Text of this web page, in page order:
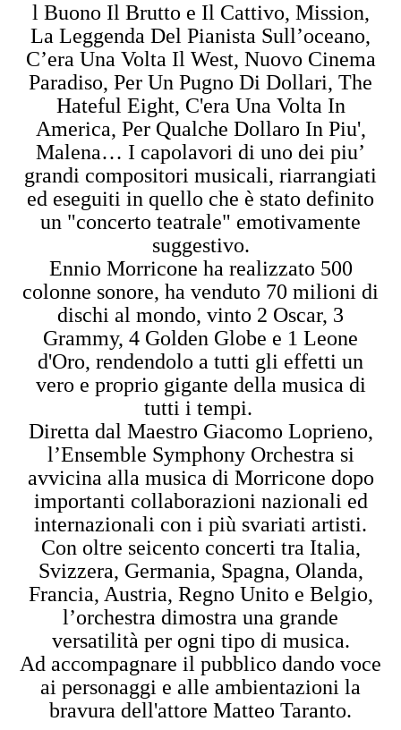
l Buono Il Brutto e Il Cattivo, Mission,
La Leggenda Del Pianista Sull’oceano,
C’era Una Volta Il West, Nuovo Cinema
Paradiso, Per Un Pugno Di Dollari, The
Hateful Eight, C'era Una Volta In
America, Per Qualche Dollaro In Piu',
Malena… I capolavori di uno dei piu’
grandi compositori musicali, riarrangiati
ed eseguiti in quello che è stato definito
un "concerto teatrale" emotivamente
suggestivo.
Ennio Morricone ha realizzato 500
colonne sonore, ha venduto 70 milioni di
dischi al mondo, vinto 2 Oscar, 3
Grammy, 4 Golden Globe e 1 Leone
d'Oro, rendendolo a tutti gli effetti un
vero e proprio gigante della musica di
tutti i tempi.
Diretta dal Maestro Giacomo Loprieno,
l’Ensemble Symphony Orchestra si
avvicina alla musica di Morricone dopo
importanti collaborazioni nazionali ed
internazionali con i più svariati artisti.
Con oltre seicento concerti tra Italia,
Svizzera, Germania, Spagna, Olanda,
Francia, Austria, Regno Unito e Belgio,
l’orchestra dimostra una grande
versatilità per ogni tipo di musica.
Ad accompagnare il pubblico dando voce
ai personaggi e alle ambientazioni la
bravura dell'attore Matteo Taranto.